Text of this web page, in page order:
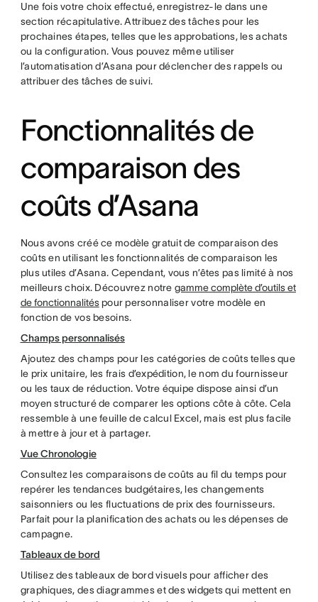
Une fois votre choix effectué, enregistrez-le dans une
section récapitulative. Attribuez des tâches pour les
prochaines étapes, telles que les approbations, les achats
ou la configuration. Vous pouvez même utiliser
l’automatisation d’Asana pour déclencher des rappels ou
attribuer des tâches de suivi.
Fonctionnalités de
comparaison des
coûts d’Asana
Nous avons créé ce modèle gratuit de comparaison des
coûts en utilisant les fonctionnalités de comparaison les
plus utiles d’Asana. Cependant, vous n’êtes pas limité à nos
meilleurs choix. Découvrez notre gamme complète d’outils et
de fonctionnalitéspour personnaliser votre modèle en
fonction de vos besoins.
Champs personnalisés
Ajoutez des champs pour les catégories de coûts telles que
le prix unitaire, les frais d’expédition, le nom du fournisseur
ou les taux de réduction. Votre équipe dispose ainsi d’un
moyen structuré de comparer les options côte à côte. Cela
ressemble à une feuille de calcul Excel, mais est plus facile
à mettre à jour et à partager.
Vue Chronologie
Consultez les comparaisons de coûts au fil du temps pour
repérer les tendances budgétaires, les changements
saisonniers ou les fluctuations de prix des fournisseurs.
Parfait pour la planification des achats ou les dépenses de
campagne.
Tableaux de bord
Utilisez des tableaux de bord visuels pour afficher des
graphiques, des diagrammes et des widgets qui mettent en